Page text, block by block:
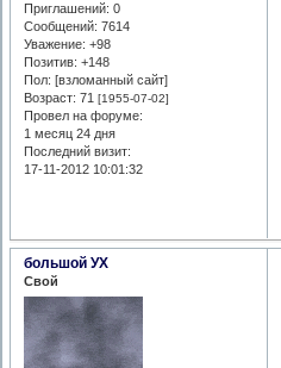
Приглашений: 0
Сообщений: 7614
Уважение: +98
Позитив: +148
Пол: [взломанный сайт]
Возраст: 71[1955-07-02]
Провел на форуме:
1 месяц 24 дня
Последний визит:
17-11-2012 10:01:32
большой УХ
Свой